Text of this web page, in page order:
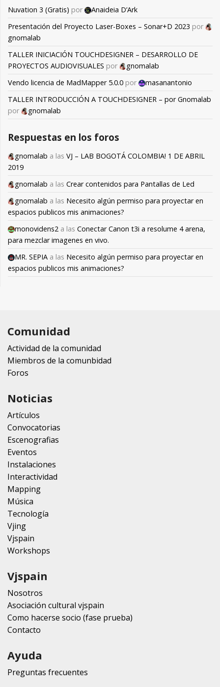
Nuvation 3 (Gratis) por
Anaideia D’Ark
Presentación del Proyecto Laser-Boxes – Sonar+D 2023 por
gnomalab
TALLER INICIACIÓN TOUCHDESIGNER – DESARROLLO DE
PROYECTOS AUDIOVISUALES por
gnomalab
Vendo licencia de MadMapper 5.0.0 por
masanantonio
TALLER INTRODUCCIÓN A TOUCHDESIGNER – por Gnomalab
por
gnomalab
Respuestas en los foros
gnomalab a las VJ – LAB BOGOTÁ COLOMBIA! 1 DE ABRIL
2019
gnomalab a las Crear contenidos para Pantallas de Led
gnomalab a las Necesito algún permiso para proyectar en
espacios publicos mis animaciones?
monovidens2 a las Conectar Canon t3i a resolume 4 arena,
para mezclar imagenes en vivo.
MR. SEPIA a las Necesito algún permiso para proyectar en
espacios publicos mis animaciones?
Comunidad
Actividad de la comunidad
Miembros de la comunbidad
Foros
Noticias
Artículos
Convocatorias
Escenografias
Eventos
Instalaciones
Interactividad
Mapping
Música
Tecnología
Vjing
Vjspain
Workshops
Vjspain
Nosotros
Asociación cultural vjspain
Como hacerse socio (fase prueba)
Contacto
Ayuda
Preguntas frecuentes